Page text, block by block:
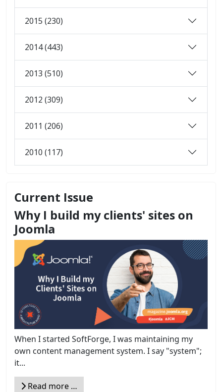
2015 (230)
2014 (443)
2013 (510)
2012 (309)
2011 (206)
2010 (117)
Current Issue
Why I build my clients' sites on
Joomla
When I started SoftForge, I was maintaining my
own content management system. I say "system";
it...
Read more …